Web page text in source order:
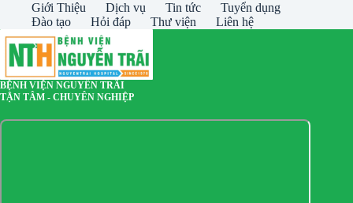
Giới Thiệu Dịch vụ Tin tức
Tuyển dụng
Đào tạo
Hỏi đáp Thư viện Liên hệ
BỆNH VIỆN NGUYỄN TRÃI
TẬN TÂM - CHUYÊN NGHIỆP